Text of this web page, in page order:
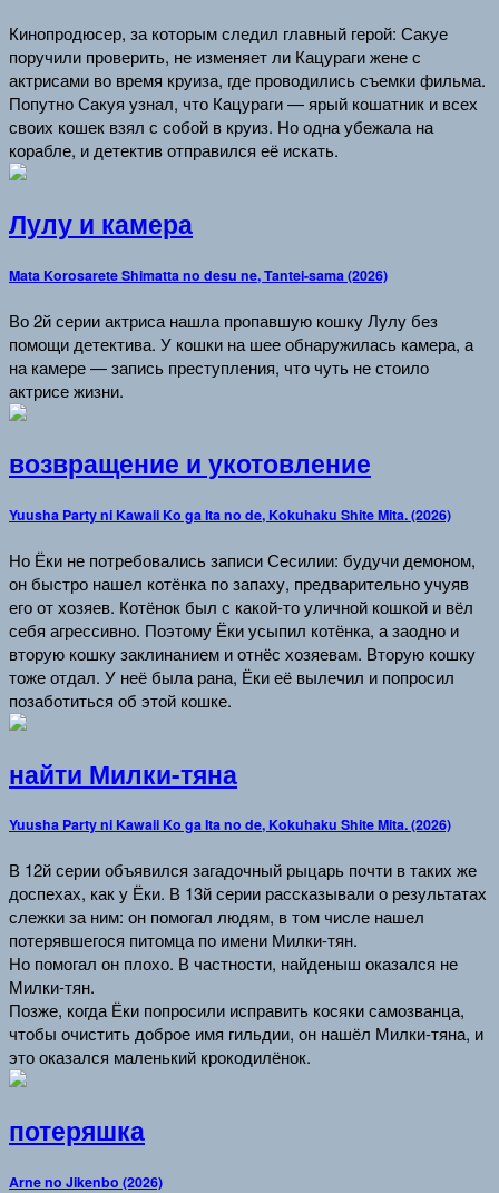
Кинопродюсер, за которым следил главный герой: Сакуе
поручили проверить, не изменяет ли Кацураги жене с
актрисами во время круиза, где проводились съемки фильма.
Попутно Сакуя узнал, что Кацураги — ярый кошатник и всех
своих кошек взял с собой в круиз. Но одна убежала на
корабле, и детектив отправился её искать.
Лулу и камера
Mata Korosarete Shimatta no desu ne, Tantei-sama (2026)
Во 2й серии актриса нашла пропавшую кошку Лулу без
помощи детектива. У кошки на шее обнаружилась камера, а
на камере — запись преступления, что чуть не стоило
актрисе жизни.
возвращение и укотовление
Yuusha Party ni Kawaii Ko ga Ita no de, Kokuhaku Shite Mita. (2026)
Но Ёки не потребовались записи Сесилии: будучи демоном,
он быстро нашел котёнка по запаху, предварительно учуяв
его от хозяев. Котёнок был с какой-то уличной кошкой и вёл
себя агрессивно. Поэтому Ёки усыпил котёнка, а заодно и
вторую кошку заклинанием и отнёс хозяевам. Вторую кошку
тоже отдал. У неё была рана, Ёки её вылечил и попросил
позаботиться об этой кошке.
найти Милки-тяна
Yuusha Party ni Kawaii Ko ga Ita no de, Kokuhaku Shite Mita. (2026)
В 12й серии объявился загадочный рыцарь почти в таких же
доспехах, как у Ёки. В 13й серии рассказывали о результатах
слежки за ним: он помогал людям, в том числе нашел
потерявшегося питомца по имени Милки-тян.
Но помогал он плохо. В частности, найденыш оказался не
Милки-тян.
Позже, когда Ёки попросили исправить косяки самозванца,
чтобы очистить доброе имя гильдии, он нашёл Милки-тяна, и
это оказался маленький крокодилёнок.
потеряшка
Arne no Jikenbo (2026)